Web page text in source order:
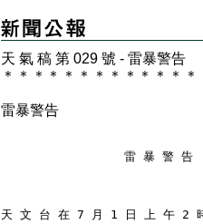
天 氣 稿 第 029 號 - 雷暴警告
＊
＊ ＊ ＊ ＊ ＊ ＊ ＊ ＊ ＊ ＊ ＊ ＊
雷暴警告
                 雷 暴 警 告
天 文 台 在 7 月 1 日 上 午 2